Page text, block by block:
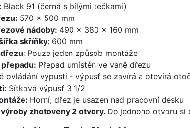
Black 91 (černá s bílými tečkami)
570 x 500 mm
nádoby: 490 x 380 x 160 mm
skříňky: 600 mm
Pouze jeden způsob montáže
Přepad umístěn ve vaně dřezu
ovládání výpusti - výpusť se zavírá a otevírá
Sítková výpusť 3 1/2
Horní, dřez je usazen nad pracovní desku
výroby zhotoveny 2 otvory. Do jednoho otvoru si